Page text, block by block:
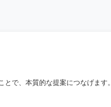
で、本質的な提案につなげます。